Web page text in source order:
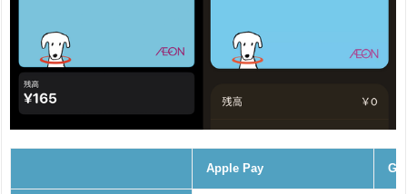
Apple Pay